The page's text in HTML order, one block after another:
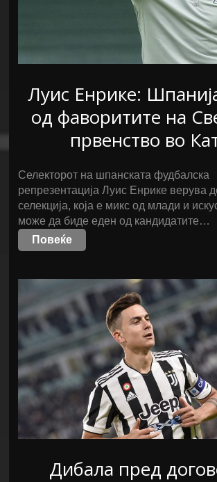
Луис Енрике:
од фаворитите на
првенство во
Селекторот на шпанската фудбалска
репрезентација Луис Енрике верува
селекција, која е микс од млади и
може да биде еден од кандидатите…
Повеќе
Дибала пред